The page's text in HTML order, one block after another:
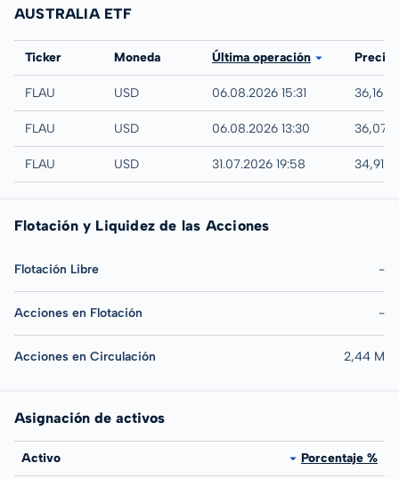
AUSTRALIA ETF
Bolsa
Ticker Moneda Última operación Precio
IEX
FLAU USD 06.08.2026 15:31 36,16
NYSE
FLAU USD 06.08.2026 13:30 36,07
AMEX
FLAU USD 31.07.2026 19:58 34,91
Flotación y Liquidez de las Acciones
Flotación Libre -
Acciones en Flotación -
Acciones en Circulación 2,44 M
Asignación de activos
Activo Porcentaje %